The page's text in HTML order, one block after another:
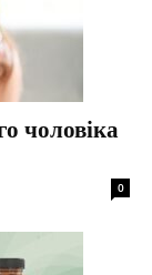
чоловіка
0